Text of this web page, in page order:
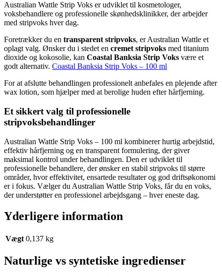
Australian Wattle Strip Voks er udviklet til kosmetologer,
voksbehandlere og professionelle skønhedsklinikker, der arbejder
med stripvoks hver dag.
Foretrækker du en transparent stripvoks, er Australian Wattle et
oplagt valg. Ønsker du i stedet en cremet stripvoks med titanium
dioxide og kokosolie, kan Coastal Banksia Strip Voks være et
godt alternativ. Coastal Banksia Strip Voks – 100 ml
For at afslutte behandlingen professionelt anbefales en plejende after
wax lotion, som hjælper med at berolige huden efter hårfjerning.
Et sikkert valg til professionelle
stripvoksbehandlinger
Australian Wattle Strip Voks – 100 ml kombinerer hurtig arbejdstid,
effektiv hårfjerning og en transparent formulering, der giver
maksimal kontrol under behandlingen. Den er udviklet til
professionelle behandlere, der ønsker en stabil stripvoks til større
områder, hvor effektivitet, ensartede resultater og god driftsøkonomi
er i fokus. Vælger du Australian Wattle Strip Voks, får du en voks,
der understøtter en professionel arbejdsgang – hver eneste dag.
Yderligere information
Vægt 0,137 kg
Naturlige vs syntetiske ingredienser